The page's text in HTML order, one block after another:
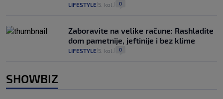
LIFESTYLE 5. kol. 0
Zaboravite na velike račune: Rashladite
dom pametnije, jeftinije i bez klime
LIFESTYLE 5. kol. 0
SHOWBIZ